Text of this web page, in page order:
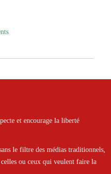
et encourage la liberté
le filtre des médias traditionnels,
ou ceux qui veulent faire la